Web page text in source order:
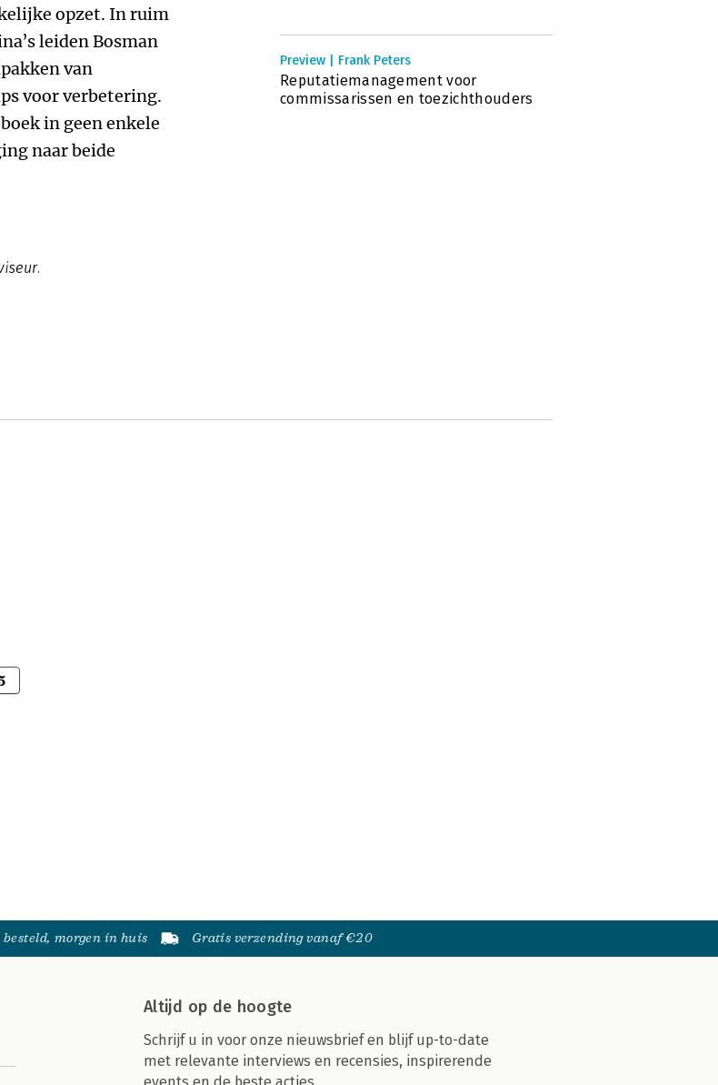
opzet. In ruim
leiden Bosman
van
voor verbetering.
in geen enkele
naar beide
Preview | Frank Peters
Reputatiemanagement voor
commissarissen en toezichthouders
morgen in huis Gratis verzending vanaf €20
Altijd op de hoogte
Schrijf u in voor onze nieuwsbrief en blijf up-to-date
met relevante interviews en recensies, inspirerende